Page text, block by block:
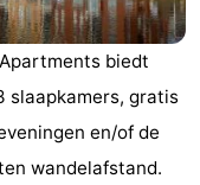
biedt
slaapkamers, gratis
en/of de
wandelafstand.